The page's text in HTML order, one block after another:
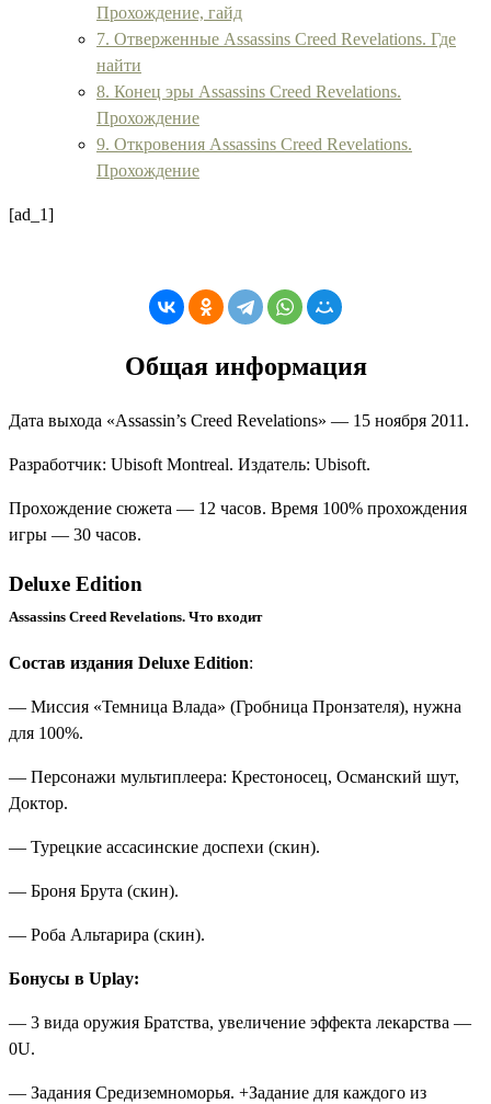
Прохождение, гайд
7. Отверженные Assassins Creed Revelations. Где
найти
8. Конец эры Assassins Creed Revelations.
Прохождение
9. Откровения Assassins Creed Revelations.
Прохождение
[ad_1]
Общая информация
Дата выхода «Assassin’s Creed Revelations» — 15 ноября 2011.
Разработчик: Ubisoft Montreal. Издатель: Ubisoft.
Прохождение сюжета — 12 часов. Время 100% прохождения
игры — 30 часов.
Deluxe Edition
Assassins Creed Revelations. Что входит
Состав издания Deluxe Edition:
— Миссия «Темница Влада» (Гробница Пронзателя), нужна
для 100%.
— Персонажи мультиплеера: Крестоносец, Османский шут,
Доктор.
— Турецкие ассасинские доспехи (скин).
— Броня Брута (скин).
— Роба Альтарира (скин).
Бонусы в Uplay:
— 3 вида оружия Братства, увеличение эффекта лекарства —
0U.
— Задания Средиземноморья. +Задание для каждого из